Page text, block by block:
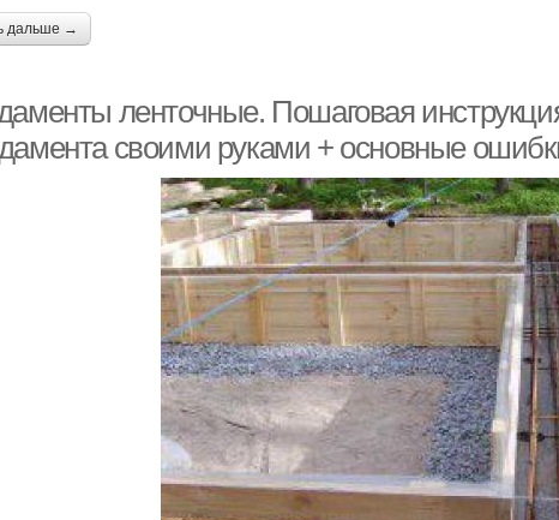
дальше →
ленточные. Пошаговая
своими руками + основные